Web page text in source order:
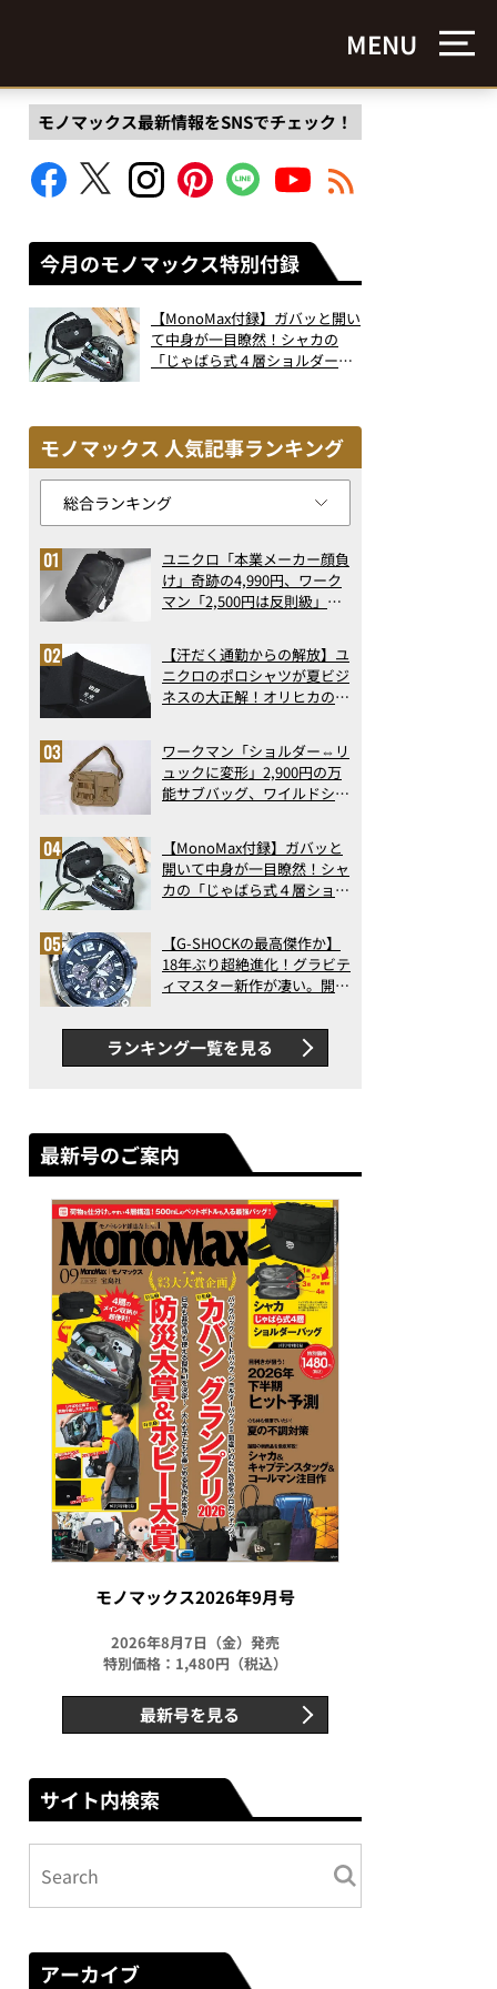
MENU
モノマックス最新情報をSNSでチェック！
今月のモノマックス特別付録
【MonoMax付録】ガバッと開い
て中身が一目瞭然！シャカの
「じゃばら式４層ショルダーバ
モノマックス 人気記事ランキング
ユニクロ「本業メーカー顔負
け」奇跡の4,990円、ワーク
マン「2,500円は反則級」凄
ト3】（2026年6月版）
【汗だく通勤からの解放】ユ
ニクロのポロシャツが夏ビジ
ネスの大正解！オリヒカの透
アの実力
ワークマン「ショルダー⇔リ
ュックに変形」2,900円の万
能サブバッグ、ワイルドシン
記事ランキングベスト3】
（2026年6月版）
【MonoMax付録】ガバッと
開いて中身が一目瞭然！シャ
カの「じゃばら式４層ショル
った！
【G-SHOCKの最高傑作か】
18年ぶり超絶進化！グラビテ
ィマスター新作が凄い。開発
新ムーブメントの衝撃
ランキング一覧を見る
最新号のご案内
モノマックス2026年9月号
2026年8月7日（金）発売
特別価格：1,480円（税込）
最新号を見る
サイト内検索
アーカイブ